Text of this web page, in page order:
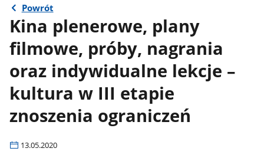
Powrót
Kina plenerowe, plany
filmowe, próby, nagrania
oraz indywidualne lekcje –
kultura w III etapie
znoszenia ograniczeń
13.05.2020